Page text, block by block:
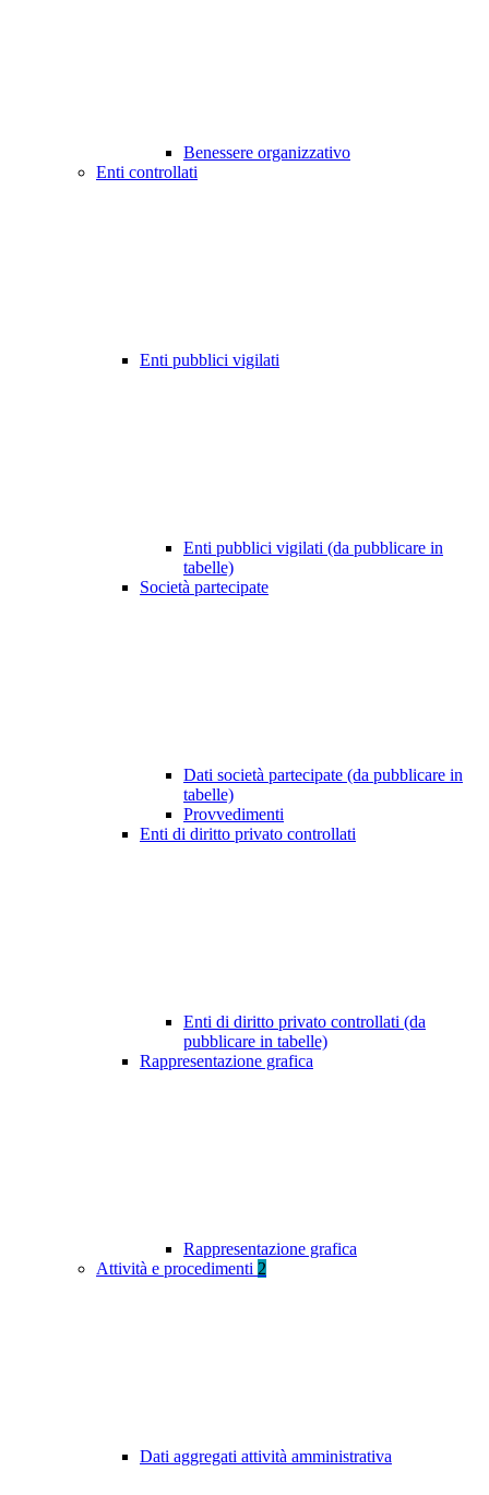
Benessere organizzativo
Enti controllati
Enti pubblici vigilati
Enti pubblici vigilati (da pubblicare in
tabelle)
Società partecipate
Dati società partecipate (da pubblicare in
tabelle)
Provvedimenti
Enti di diritto privato controllati
Enti di diritto privato controllati (da
pubblicare in tabelle)
Rappresentazione grafica
Rappresentazione grafica
Attività e procedimenti 2
Dati aggregati attività amministrativa